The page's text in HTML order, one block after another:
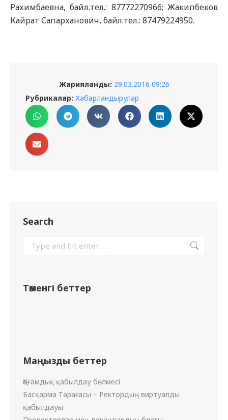
Рахимбаевна, байл.тел.: 87772270966; Жакипбеков
Кайрат Сапарханович, байл.тел.: 87479224950.
Жарияланды: 29.03.2016 09:26
Рубрикалар: Хабарландырулар
Search
Төменгі беттер
Маңызды беттер
Қоғамдық қабылдау бөлмесі
Басқарма Төрағасы – Ректордың виртуалды
қабылдауы